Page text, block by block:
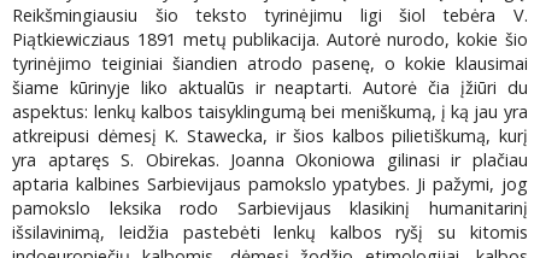
Reikšmingiausiu šio teksto tyrinėjimu ligi šiol tebėra V.
Piątkiewicziaus 1891 metų publikacija. Autorė nurodo, kokie šio
tyrinėjimo teiginiai šiandien atrodo pasenę, o kokie klausimai
šiame kūrinyje liko aktualūs ir neaptarti. Autorė čia įžiūri du
aspektus: lenkų kalbos taisyklingumą bei meniškumą, į ką jau yra
atkreipusi dėmesį K. Stawecka, ir šios kalbos pilietiškumą, kurį
yra aptaręs S. Obirekas. Joanna Okoniowa gilinasi ir plačiau
aptaria kalbines Sarbievijaus pamokslo ypatybes. Ji pažymi, jog
pamokslo leksika rodo Sarbievijaus klasikinį humanitarinį
išsilavinimą, leidžia pastebėti lenkų kalbos ryšį su kitomis